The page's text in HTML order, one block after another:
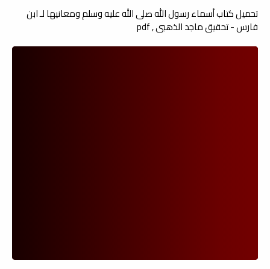
تحميل كتاب أسماء رسول الله صلى الله عليه وسلم ومعانيها لـ ابن
فارس - تحقيق ماجد الذهبي , pdf